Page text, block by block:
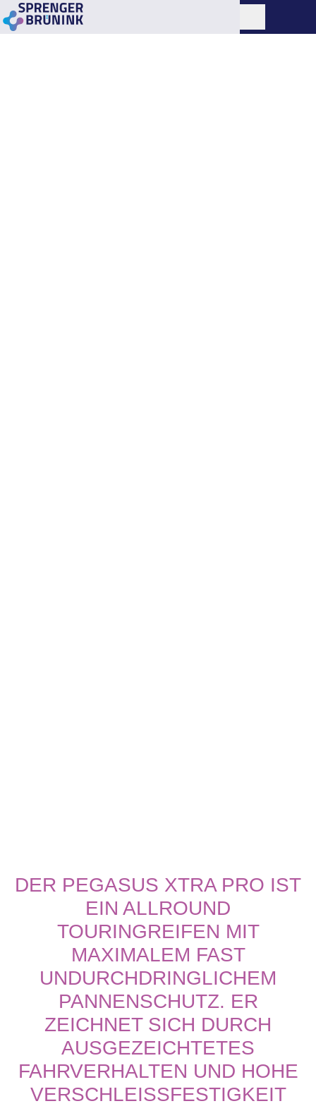
DER PEGASUS XTRA PRO IST
EIN ALLROUND
TOURINGREIFEN MIT
MAXIMALEM FAST
UNDURCHDRINGLICHEM
PANNENSCHUTZ. ER
ZEICHNET SICH DURCH
AUSGEZEICHTETES
FAHRVERHALTEN UND HOHE
VERSCHLEISSFESTIGKEIT A